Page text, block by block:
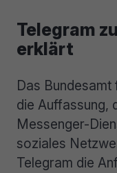
Telegram
erklärt
Das
die Auffassung,
Messenger-
soziales
Telegram die